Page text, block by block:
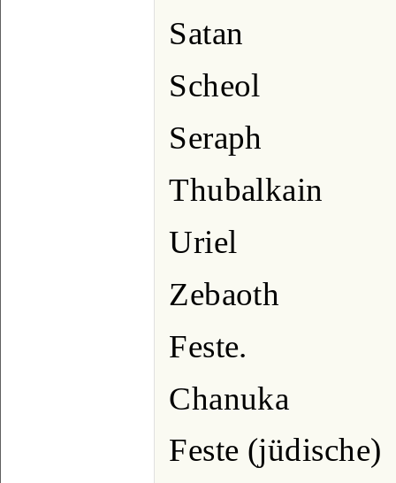
Satan
Scheol
Seraph
Thubalkain
Uriel
Zebaoth
Feste.
Chanuka
Feste (jüdische)